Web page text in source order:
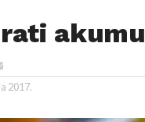
2017.